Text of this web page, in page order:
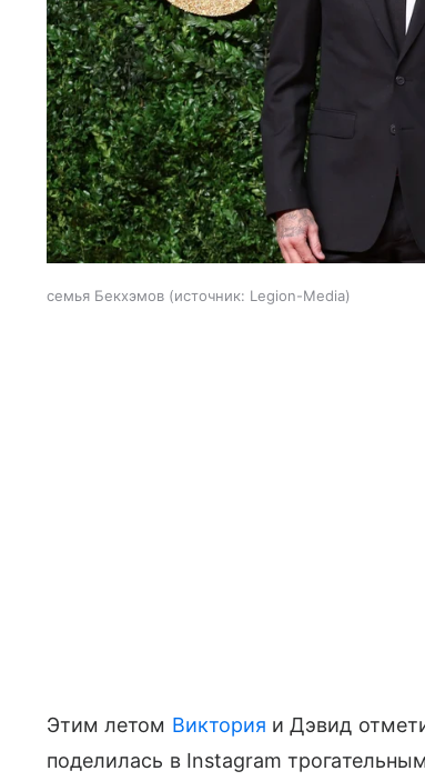
семья Бекхэмов источник: Legion-Media
Этим летом Виктория и Дэвид
поделилась в Instagram